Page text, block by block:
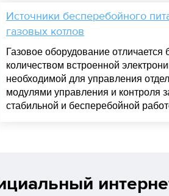
Источники бесперебойного
газовых котлов
Газовое оборудование отличается
количеством встроенной
необходимой для управления
модулями управления и контроля
стабильной и бесперебойной